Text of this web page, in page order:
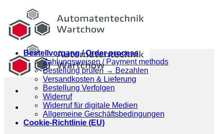
Bestellvorgang / Order process
Zahlungsweisen / Payment methods
Bestellung prüfen → Bezahlen
Versandkosten & Lieferung
Bestellung Verfolgen
Widerruf
Widerruf für digitale Medien
Allgemeine Geschäftsbedingungen
Cookie-Richtlinie (EU)